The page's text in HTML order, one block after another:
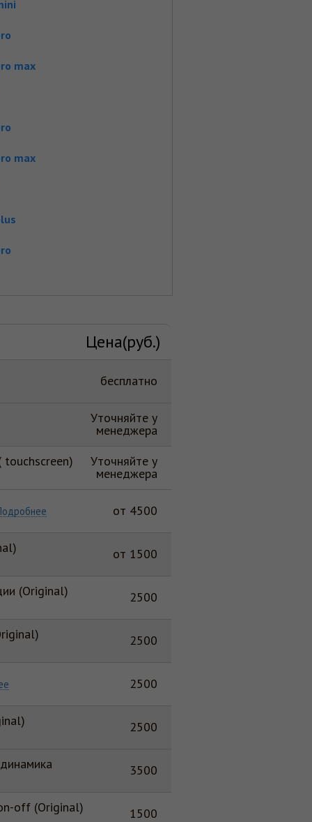
max
max
Цена(руб.)
бесплатно
Уточняйте у
менеджера
touchscreen)
Уточняйте у
менеджера
от 4500
от 1500
(Original) 2500
2500
2500
2500
3500
off (Original) 1500